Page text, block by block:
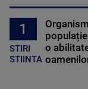
1
STIRI
STIINTA
o